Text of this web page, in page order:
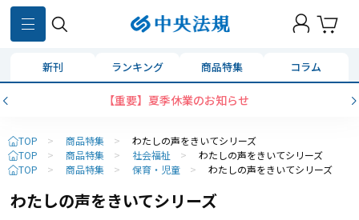
新刊 ランキング 商品特集 コラム
【重要】夏季休業のお知らせ
TOP > 商品特集 >
わたしの声をきいてシリーズ
TOP
> 商品特集 > 社会福祉 >
わたしの声をきいてシリーズ
TOP
> 商品特集 > 保育・児童 > わたしの声をきいてシリーズ
わたしの声をきいてシリーズ